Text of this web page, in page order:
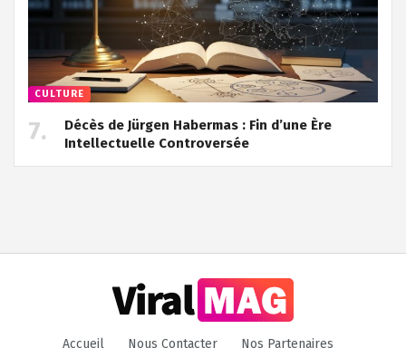
CULTURE
Décès de Jürgen Habermas : Fin d’une Ère
Intellectuelle Controversée
Accueil Nous Contacter Nos Partenaires